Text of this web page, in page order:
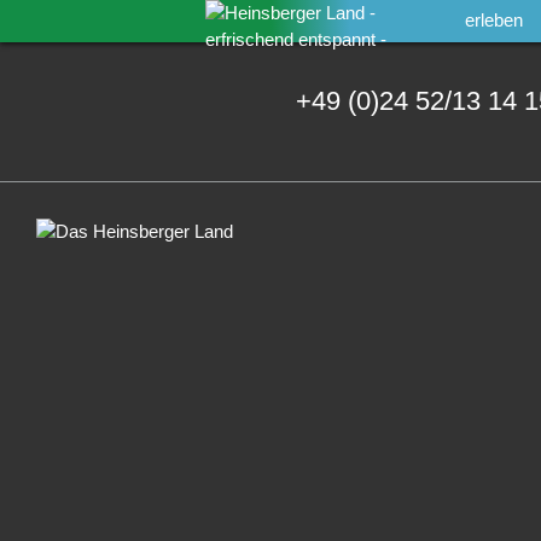
erleben
+49 (0)24 52/13 14